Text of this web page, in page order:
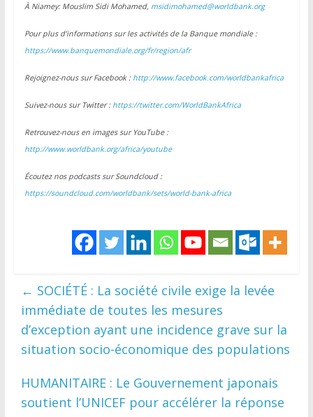
À Niamey: Mouslim Sidi Mohamed, msidimohamed@worldbank.org
Pour plus d’informations sur les activités de la Banque mondiale :
https://www.banquemondiale.org/fr/region/afr
Rejoignez-nous sur Facebook : http://www.facebook.com/worldbankafrica
Suivez-nous sur Twitter : https://twitter.com/WorldBankAfrica
Retrouvez-nous en images sur YouTube :
http://www.worldbank.org/africa/youtube
Écoutez nos podcasts sur Soundcloud :
https://soundcloud.com/worldbank/sets/world-bank-africa
← SOCIÉTÉ : La société civile exige la levée
immédiate de toutes les mesures
d’exception ayant une incidence grave sur la
situation socio-économique des populations
HUMANITAIRE : Le Gouvernement japonais
soutient l’UNICEF pour accélérer la réponse